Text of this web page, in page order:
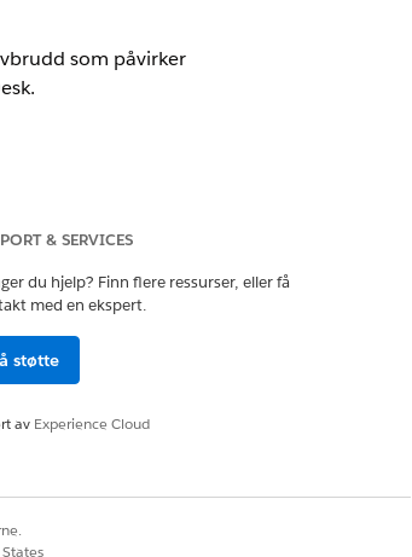
som påvirker
til
effektiviteten.
& SERVICES
du hjelp? Finn flere ressurser, eller få
med en ekspert.
støtte
av Experience Cloud